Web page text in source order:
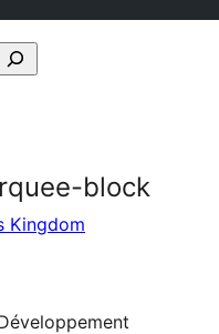
block
Kingdom